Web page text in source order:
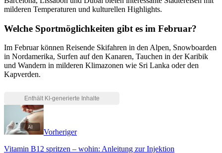
milderen Temperaturen und kulturellen Highlights.
Welche Sportmöglichkeiten gibt es im Februar?
Im Februar können Reisende Skifahren in den Alpen, Snowboarden
in Nordamerika, Surfen auf den Kanaren, Tauchen in der Karibik
und Wandern in milderen Klimazonen wie Sri Lanka oder den
Kapverden.
Vorheriger
Vitamin B12 spritzen – wohin: Anleitung zur Injektion